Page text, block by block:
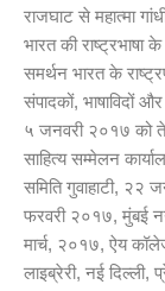
राजघाट से महात्मा
भारत की राष्ट्रभाषा
समर्थन भारत के
संपादकों, भाषाविदों
५ जनवरी २०१७ को
साहित्य सम्मेलन
समिति गुवाहाटी,
फरवरी २०१७, मुंबई
मार्च, २०१७, ऐय
लाइब्रेरी, नई